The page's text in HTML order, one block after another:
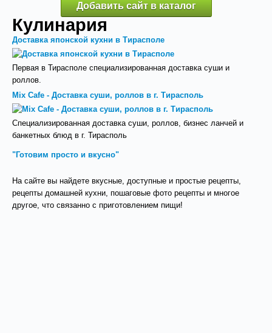
Добавить сайт в каталог
Кулинария
Доставка японской кухни в Тирасполе
Первая в Тирасполе специализированная доставка суши и
роллов.
Mix Cafe - Доставка суши, роллов в г. Тирасполь
Специализированная доставка суши, роллов, бизнес ланчей и
банкетных блюд в г. Тирасполь
"Готовим просто и вкусно"
На сайте вы найдете вкусные, доступные и простые рецепты,
рецепты домашней кухни, пошаговые фото рецепты и многое
другое, что связанно с приготовлением пищи!